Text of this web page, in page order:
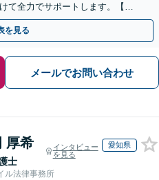
て全力でサポートします。【毎
】
を見る
メールでお問い合わせ
厚希
士
インタビュー
を見る
愛知県
ル法律事務所